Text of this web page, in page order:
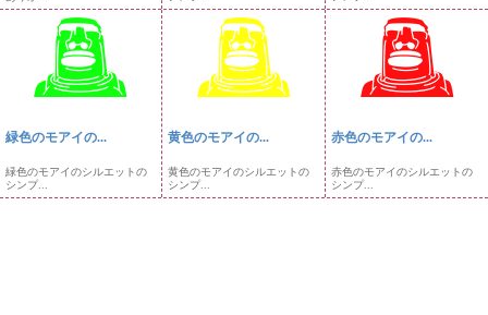
緑色のモアイの...
緑色のモアイのシルエットの
シンプ...
黄色のモアイの...
黄色のモアイのシルエットの
シンプ...
赤色のモアイの...
赤色のモアイのシルエットの
シンプ...